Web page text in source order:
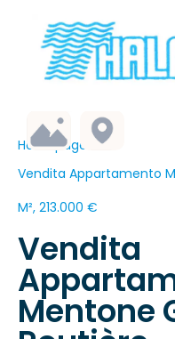
Homepage
Vendita Appartamento
M², 213.000 €
Vendita
Mentone